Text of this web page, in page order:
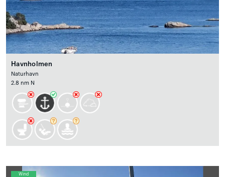
Havnholmen
Naturhavn
2.8 nm N
Wind